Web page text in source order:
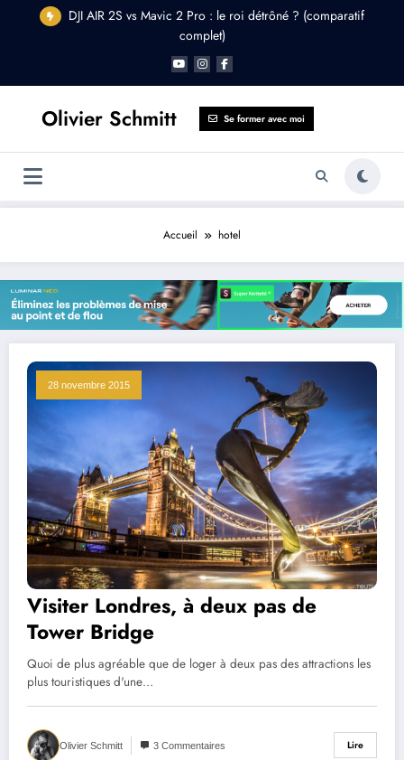
DJI AIR 2S vs Mavic 2 Pro : le roi détrôné ? (comparatif
complet)
Olivier Schmitt Se former avec moi
Accueil hotel
28 novembre 2015
Visiter Londres, à deux pas de
Tower Bridge
Quoi de plus agréable que de loger à deux pas des attractions les
plus touristiques d'une…
Olivier Schmitt 3 Commentaires Lire